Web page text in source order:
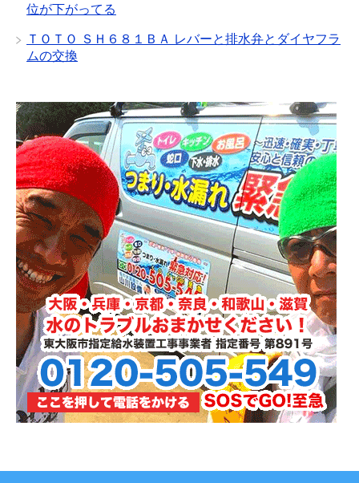
位が下がってる
ＴＯＴＯ ＳＨ６８１ＢＡ レバーと排水弁とダイヤフラ
ムの交換